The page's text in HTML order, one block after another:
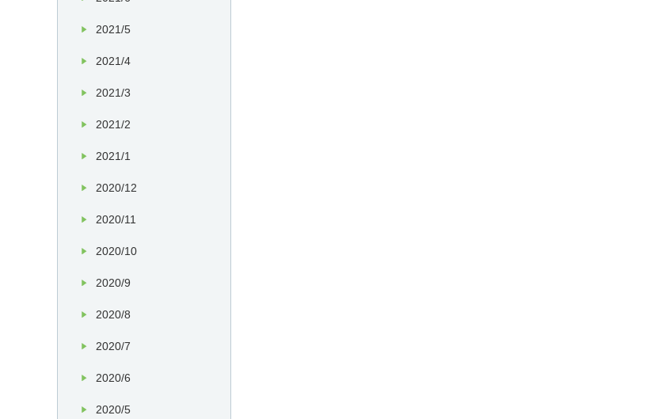
2021/5
2021/4
2021/3
2021/2
2021/1
2020/12
2020/11
2020/10
2020/9
2020/8
2020/7
2020/6
2020/5